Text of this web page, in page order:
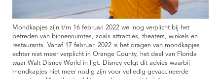
Mondkapjes zijn t/m 16 februari 2022 wel nog verplicht bij het
betreden van binnenruimtes, zoals attracties, theaters, winkels en
restaurants. Vanaf 17 februari 2022 is het dragen van mondkapjes
echter niet meer verplicht in Orange County, het deel van Florida
waar Walt Disney World in ligt. Disney volgt dit advies waarbij
mondkapjes niet meer nodig zijn voor volledig gevaccineerde